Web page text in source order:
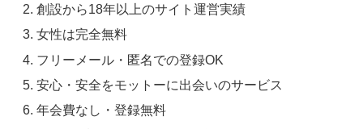
創設から18年以上のサイト運営実績
女性は完全無料
フリーメール・匿名での登録OK
安心・安全をモットーに出会いのサービス
年会費なし・登録無料